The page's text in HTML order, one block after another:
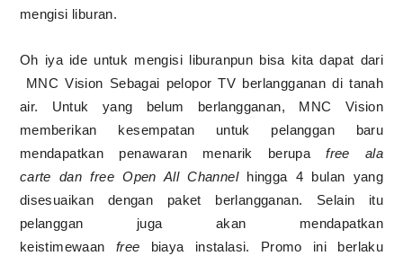
mengisi liburan.
Oh iya ide untuk mengisi liburanpun bisa kita dapat dari
MNC Vision Sebagai pelopor TV berlangganan di tanah
air. Untuk yang belum berlangganan, MNC Vision
memberikan kesempatan untuk pelanggan baru
mendapatkan penawaran menarik berupafree ala
cartedanfree Open All Channelhingga 4 bulan yang
disesuaikan dengan paket berlangganan. Selain itu
pelanggan juga akan mendapatkan
keistimewaan free biaya instalasi. Promo ini berlaku